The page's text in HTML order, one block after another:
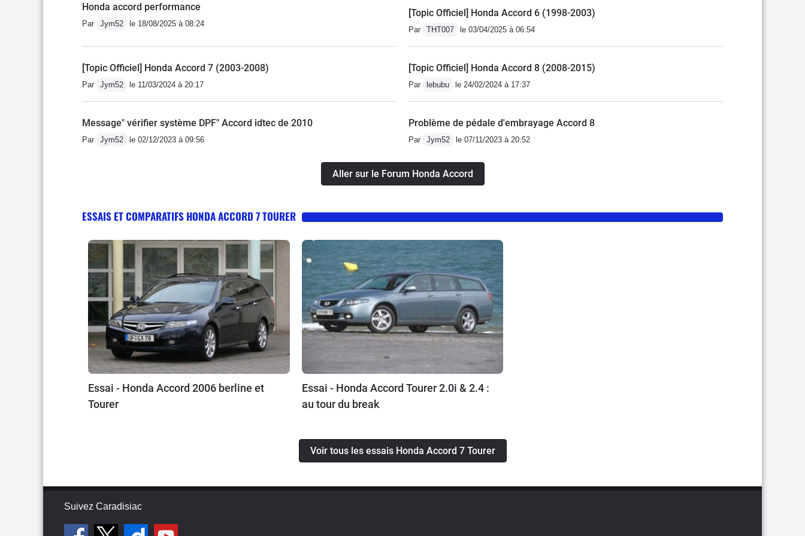
rappelle celle de mon ex integra type R d'ailleurs le proprio précédant a mis un
pommeau d'ITR. Ferme, mécanique, mais pas accrocheuse.Les pneus coûtent
rien, l'entretien est celui d'une Honda, raisonnable. La conso varie entre 7
(nationales), 7,5 (longs trajets avec de l'autoroute) et 8,5 (ville zen) voiture peu
comme elle sert surtout sur les longs trajets, le 2.4 c'est 2 litres en plus minimum
donc aucun intérêt pour rouler au régulateur. Tant pis.Le coffre est top, les
La voiture est confortable à deux exceptions prêt. Les sièges un poil cheap sont
un peu mous mais sur autoroute ça le fait bien (ils maintiennent peu sur petite
temps on sort d'une s2000) mais loin de ce que fait la génération d'après.Bref
poignée de billets (et comme neuve !) avec 130.000 bornes et qui en fera bien
le triple sans coûter un rein. Mission accomplie même si France oblige il m'a
fallu plus d'un an pour trouver cette exacte combinaison (BVM+2.0 essence).
Un véritable outil, avec un look quelconque mais finalement très simple et qui
ne s'est pas démodé, dans un joli bleu, non franchement pour 5000€ je ne vois
pas ce qu'on peut acheter de mieux en matière de routière break essence pour
la décennie à venir.Elle a même le mérite d'être en 16 pouces malgré
l’appellation marketing "sport" (comprendre entrée de gamme en vrai) dans la
dimension la plus standard qui soit 205/55 R16 ce qui coûte un ridicule 55€ /
pneu à 75€ pour des Michelin. Que dire de plus ?
mettre un gros siège auto), la Honda a un très bon son musicale.c'est ma
première voiture dans cette marque et je ne regrette pas.
Honda accord performance
Par Jym52 le 18/08/2025 à 08:24
[Topic Officiel] Honda Accord 6 (1998-2003)
Par THT007 le 03/04/2025 à 06:54
[Topic Officiel] Honda Accord 7 (2003-2008)
Par Jym52 le 11/03/2024 à 20:17
[Topic Officiel] Honda Accord 8 (2008-2015)
Par lebubu le 24/02/2024 à 17:37
Message" vérifier système DPF" Accord idtec de 2010
Par Jym52 le 02/12/2023 à 09:56
Problème de pédale d'embrayage Accord 8
Par Jym52 le 07/11/2023 à 20:52
Aller sur le Forum Honda Accord
ESSAIS ET COMPARATIFS HONDA ACCORD 7 TOURER
Essai - Honda Accord 2006 berline et
Tourer
Essai - Honda Accord Tourer 2.0i & 2.4 :
au tour du break
Voir tous les essais Honda Accord 7 Tourer
Suivez Caradisiac